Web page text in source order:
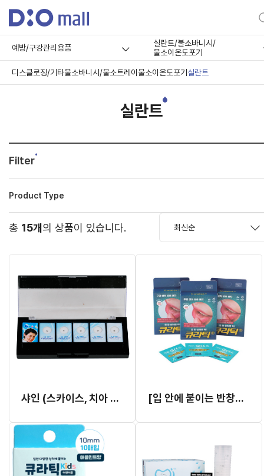
예방/구강관리용품
실란트/불소바니시/
불소이온도포기
디스클로징/기타불소바니시/불소트레이 불소이온도포기 실란트
실란트
Filter
Product Type
총 15개의 상품이 있습니다.
샤인 (스카이스, 치아 악세사리) [입 안에 붙이는 반창고] 큐라틱